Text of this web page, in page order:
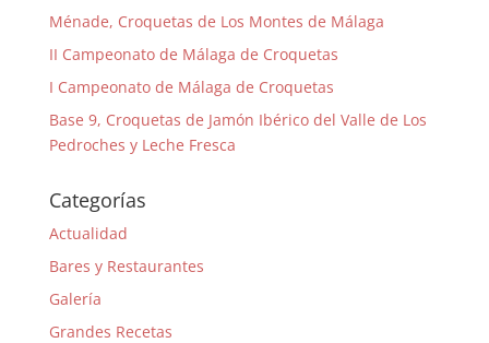
Ménade, Croquetas de Los Montes de Málaga
II Campeonato de Málaga de Croquetas
I Campeonato de Málaga de Croquetas
Base 9, Croquetas de Jamón Ibérico del Valle de Los
Pedroches y Leche Fresca
Categorías
Actualidad
Bares y Restaurantes
Galería
Grandes Recetas